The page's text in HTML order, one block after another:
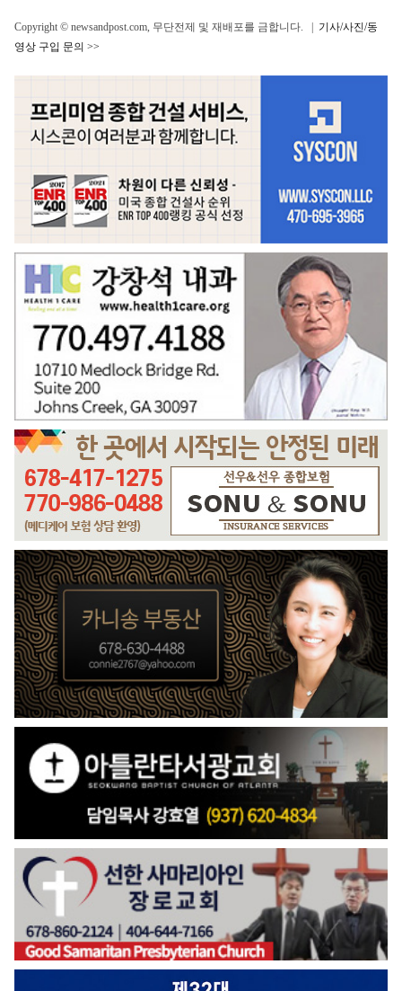
Copyright © newsandpost.com, 무단전제 및 재배포를 금합니다. | 기사/사진/동
영상 구입 문의 >>